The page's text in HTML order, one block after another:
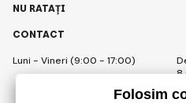
CONTACT
Luni - Vineri (9:00 - 17:00)
8
NU RATAȚI